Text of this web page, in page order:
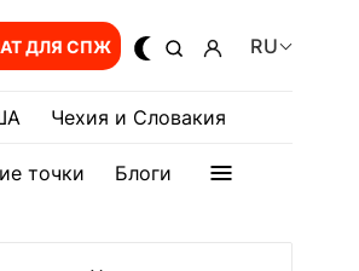
ДЛЯ СПЖ RU
Чехия и Словакия
точки Блоги